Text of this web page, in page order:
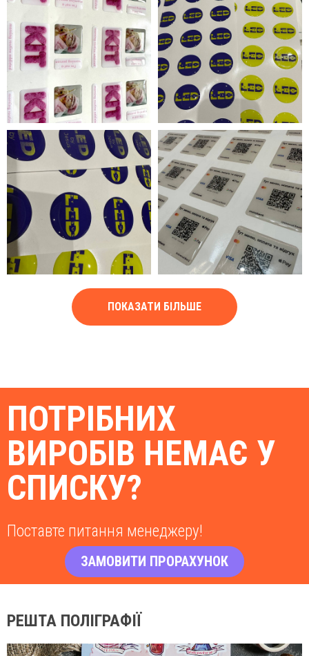
ПОКАЗАТИ БІЛЬШЕ
ПОТРІБНИХ
ВИРОБІВ НЕМАЄ У
СПИСКУ?
Поставте питання менеджеру!
ЗАМОВИТИ ПРОРАХУНОК
РЕШТА ПОЛІГРАФІЇ